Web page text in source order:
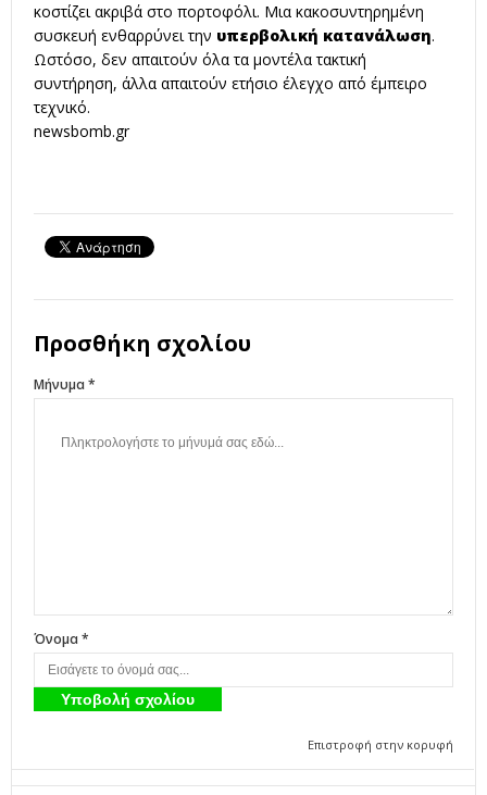
κοστίζει ακριβά στο πορτοφόλι. Μια κακοσυντηρημένη
συσκευή ενθαρρύνει την υπερβολική κατανάλωση.
Ωστόσο, δεν απαιτούν όλα τα μοντέλα τακτική
συντήρηση, άλλα απαιτούν ετήσιο έλεγχο από έμπειρο
τεχνικό.
newsbomb.gr
Προσθήκη σχολίου
Μήνυμα *
Όνομα *
Επιστροφή στην κορυφή